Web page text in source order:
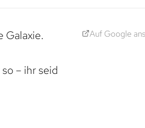
Galaxie.
– ihr seid
Auf Google